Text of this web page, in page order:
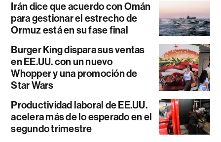
Irán dice que acuerdo con Omán
para gestionar el estrecho de
Ormuz está en su fase final
Burger King dispara sus ventas
en EE.UU. con un nuevo
Whopper y una promoción de
Star Wars
Productividad laboral de EE.UU.
acelera más de lo esperado en el
segundo trimestre